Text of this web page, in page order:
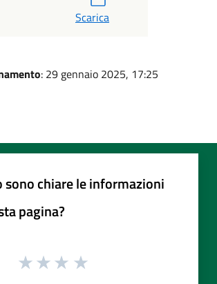
Scarica
: 29 gennaio 2025, 17:25
sono chiare le informazioni
pagina?